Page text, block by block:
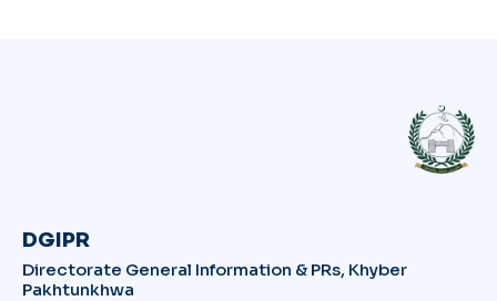
DGIPR
Directorate General Information & PRs, Khyber
Pakhtunkhwa